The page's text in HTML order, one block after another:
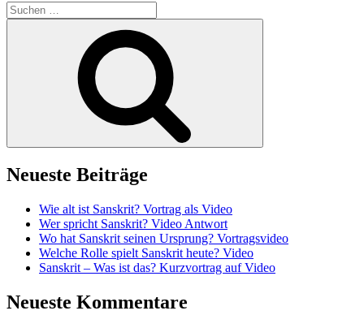
Suchen
nach:
Neueste Beiträge
Wie alt ist Sanskrit? Vortrag als Video
Wer spricht Sanskrit? Video Antwort
Wo hat Sanskrit seinen Ursprung? Vortragsvideo
Welche Rolle spielt Sanskrit heute? Video
Sanskrit – Was ist das? Kurzvortrag auf Video
Neueste Kommentare